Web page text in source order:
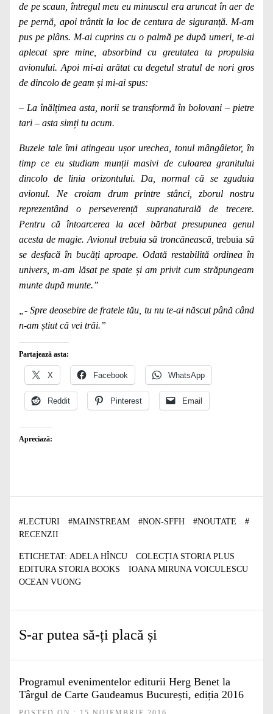
de pe scaun, întregul meu eu minuscul era aruncat în aer de
pe pernă, apoi trântit la loc de centura de siguranță. M-am
pus pe plâns. M-ai cuprins cu o palmă pe după umeri, te-ai
aplecat spre mine, absorbind cu greutatea ta propulsia
avionului. Apoi mi-ai arătat cu degetul stratul de nori gros
de dincolo de geam și mi-ai spus:
– La înălțimea asta, norii se transformă în bolovani – pietre
tari – asta simți tu acum.
Buzele tale îmi atingeau ușor urechea, tonul mângâietor, în
timp ce eu studiam munții masivi de culoarea granitului
dincolo de linia orizontului. Da, normal că se zguduia
avionul. Ne croiam drum printre stânci, zborul nostru
reprezentând o perseverență supranaturală de trecere.
Pentru că întoarcerea la acel bărbat presupunea genul
acesta de magie. Avionul trebuia să troncănească,trebuia să
se desfacă în bucăți aproape. Odată restabilită ordinea în
univers, m-am lăsat pe spate și am privit cum străpungeam
munte după munte.”
„- Spre deosebire de fratele tău, tu nu te-ai născut până când
n-am știut că vei trăi.”
Partajează asta:
X Facebook WhatsApp
Reddit Pinterest Email
Apreciază:
#LECTURI #MAINSTREAM #NON-SFFH #NOUTATE
#
RECENZII
ETICHETAT: ADELA HÎNCU
COLECȚIA STORIA PLUS
EDITURA STORIA BOOKS
IOANA MIRUNA VOICULESCU
OCEAN VUONG
S-ar putea să-ți placă și
Programul evenimentelor editurii Herg Benet la
Târgul de Carte Gaudeamus București, ediția 2016